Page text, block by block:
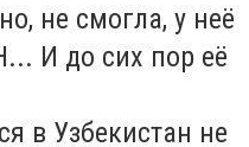
не смогла, у неё
И до сих пор её
в Узбекистан не